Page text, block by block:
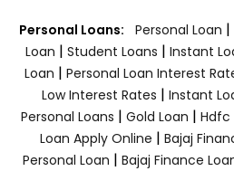
Personal Loans: Personal Loan |
Loan | Student Loans | Instant
Loan | Personal Loan Interest
Low Interest Rates | Instant
Personal Loans | Gold Loan | Hdfc
Loan Apply Online | Bajaj
Personal Loan | Bajaj Finance